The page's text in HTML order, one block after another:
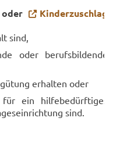
Kin­der­zu­schlag
sind,
oder be­rufs­bil­den­de
er­hal­ten oder
ein hil­fe­be­dürf­ti­ges
sind.